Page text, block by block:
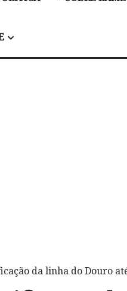
da linha do Douro